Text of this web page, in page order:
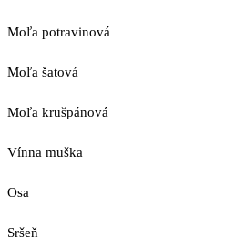
Moľa potravinová
Moľa šatová
Moľa krušpánová
Vínna muška
Osa
Sršeň